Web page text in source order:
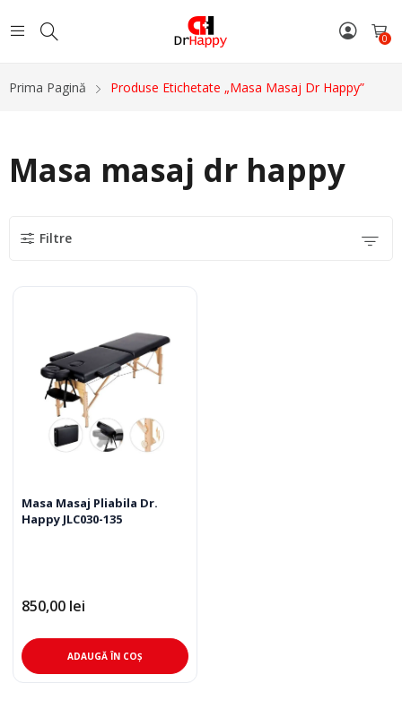
0
Prima Pagină Produse Etichetate „Masa Masaj Dr Happy”
Masa masaj dr happy
Filtre
Masa Masaj Pliabila Dr.
Happy JLC030-135
850,00 lei
ADAUGĂ ÎN COȘ